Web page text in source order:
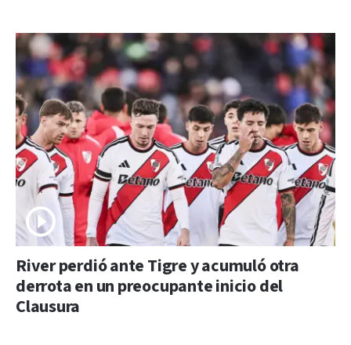
River perdió ante Tigre y acumuló otra
derrota en un preocupante inicio del
Clausura